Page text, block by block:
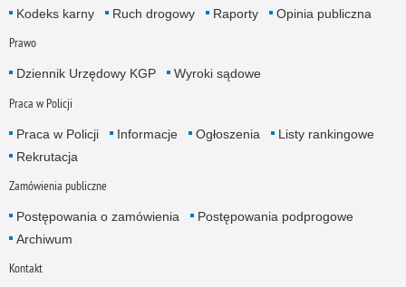
Kodeks karny
Ruch drogowy Raporty Opinia publiczna
Prawo
Dziennik Urzędowy KGP Wyroki sądowe
Praca w Policji
Praca w Policji Informacje Ogłoszenia
Listy rankingowe
Rekrutacja
Zamówienia publiczne
Postępowania o zamówienia
Postępowania podprogowe
Archiwum
Kontakt